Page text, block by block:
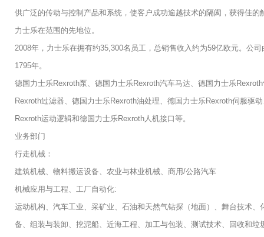
供广泛的传动与控制产品和系统，使客户成功逾越技术的隔阂，获得佳
力士乐在范围的先地位。
2008年，力士乐在拥有约35,300名员工，总销售收入约为59亿欧元。公
1795年。
德国力士乐Rexroth泵、德国力士乐Rexroth汽车马达、德国力士乐
Rexroth过滤器、德国力士乐Rexroth油处理、德国力士乐Rexroth伺服驱
Rexroth运动逻辑和德国力士乐Rexroth人机接口等。
业务部门
行走机械：
建筑机械、物料搬运设备、农业与林业机械、商用/公路汽车
机械应用与工程、工厂自动化:
运动机构、汽车工业、采矿业、石油和天然气钻探（地面）、舞台技术
备、组装与装卸、挖泥船、近海工程、加工与包装、测试技术、回收和